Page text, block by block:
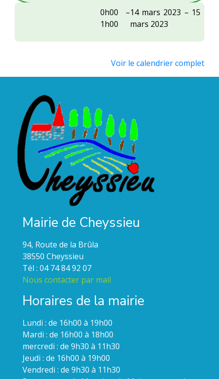
Centre
:
la
d'animation
0h00
–
1h00
14 mars 2023 – 15
mars 2023
Voir le calendrier complet
Mairie de Cheyssieu
94, Route de la Brûla
38550 Cheyssieu
Tél : 04 74 84 92 07
Nous contacter par mail
Horaires de la mairie
Lundi : de 16h00 à 19h00
Mardi : de 16h00 à 18h00
mercredi : de 9h30 à 11h30
Jeudi : de 16h00 à 19h00
Vendredi : de 9h30 à 11h30